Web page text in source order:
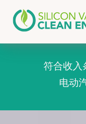
符合收入
电动